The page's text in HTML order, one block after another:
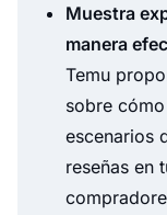
Muestra
manera
Temu
sobre
escenarios
reseñas en